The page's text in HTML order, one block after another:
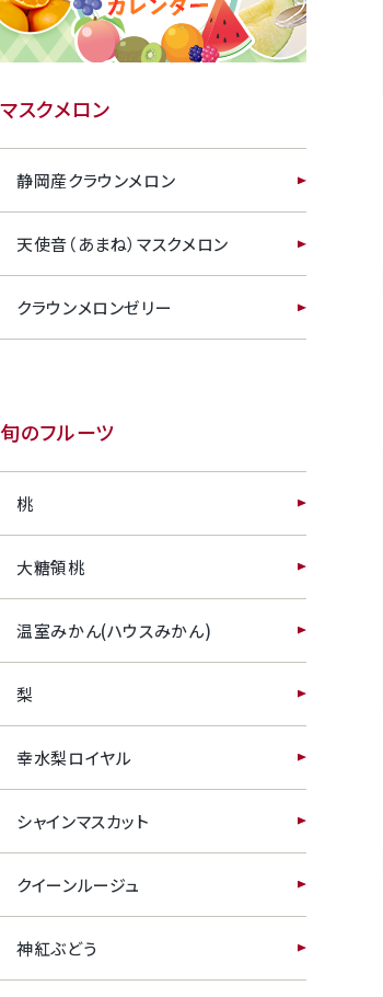
すいか
マスクメロンと季節のフルーツ詰合せ
お試しフルーツ
マスクメロン
静岡産クラウンメロン
天使音（あまね）マスクメロン
クラウンメロンゼリー
旬のフルーツ
桃
大糖領桃
温室みかん(ハウスみかん)
梨
幸水梨ロイヤル
シャインマスカット
クイーンルージュ
神紅ぶどう